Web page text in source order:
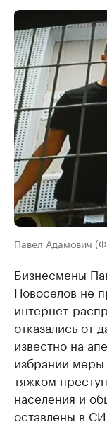
Павел Адамович
Бизнесмены
Новоселов не
интернет-
отказались от
известно на
избрании
тяжком
населения и
оставлены в